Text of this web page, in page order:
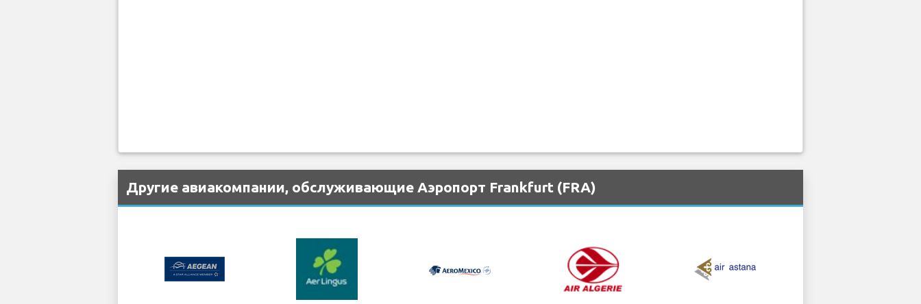
Другие авиакомпании, обслуживающие Аэропорт Frankfurt (FRA)